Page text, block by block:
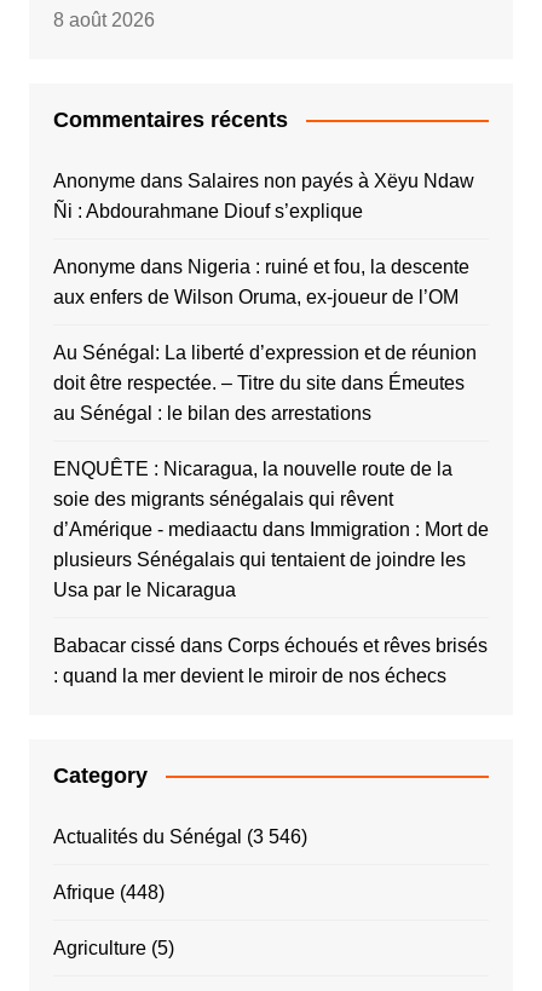
8 août 2026
Commentaires récents
Anonymedans Salaires non payés à Xëyu Ndaw
Ñi : Abdourahmane Diouf s’explique
Anonymedans Nigeria : ruiné et fou, la descente
aux enfers de Wilson Oruma, ex-joueur de l’OM
Au Sénégal: La liberté d’expression et de réunion
doit être respectée. – Titre du sitedans Émeutes
au Sénégal : le bilan des arrestations
ENQUÊTE : Nicaragua, la nouvelle route de la
soie des migrants sénégalais qui rêvent
d’Amérique - mediaactu dans Immigration : Mort de
plusieurs Sénégalais qui tentaient de joindre les
Usa par le Nicaragua
Babacar cissédans Corps échoués et rêves brisés
: quand la mer devient le miroir de nos échecs
Category
Actualités du Sénégal (3 546)
Afrique(448)
Agriculture(5)